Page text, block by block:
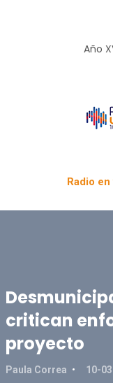
Año
Radio en
critican
proyecto
Paula Correa 10-